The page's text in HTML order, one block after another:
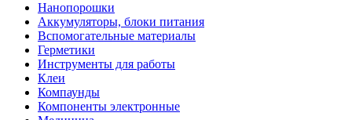
Нанопорошки
Аккумуляторы, блоки питания
Вспомогательные материалы
Герметики
Инструменты для работы
Клеи
Компаунды
Компоненты электронные